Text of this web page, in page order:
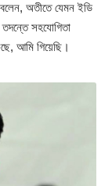
অতীতে যেমন ইডি
সহযোগিতা
আমি গিয়েছি।